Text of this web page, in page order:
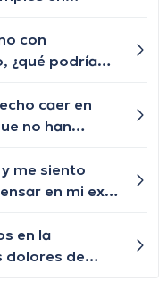
a entender
con
¿qué podría
renal.
caer en
no han
mas claridad
para
me siento
en mi ex.
en la
dolores de